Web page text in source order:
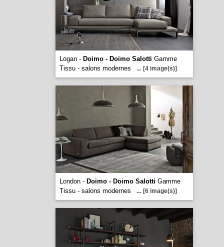
Logan - Doimo - Doimo Salotti Gamme
Tissu - salons modernes
... [4 image(s)]
London - Doimo - Doimo Salotti Gamme
Tissu - salons modernes
... [6 image(s)]